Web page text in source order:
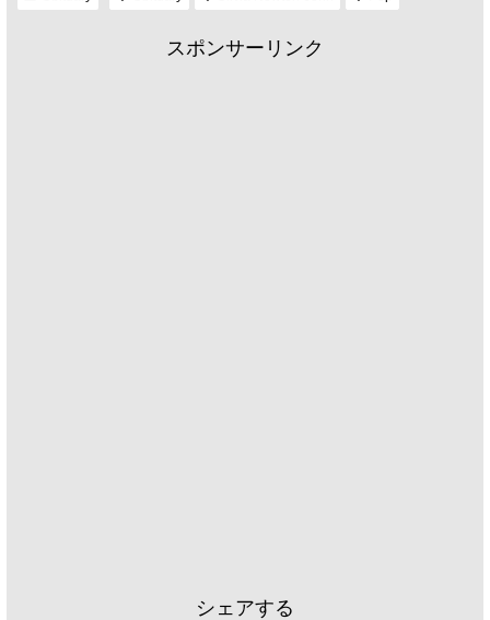
スポンサーリンク
シェアする